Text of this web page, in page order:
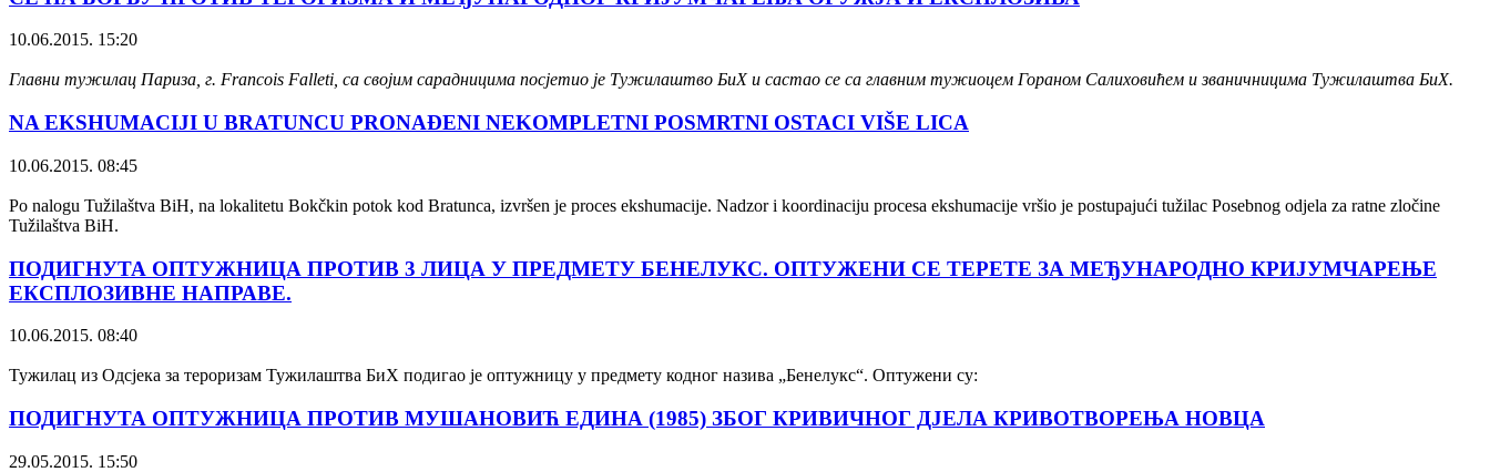
10.06.2015. 15:20
Главни тужилац Париза, г. Francois Falleti, са својим сарадницима посјетио је Тужилаштво БиХ и састао се са главним тужиоцем Гораном Салиховићем и званичницима Тужилаштва БиХ.
NA EKSHUMACIJI U BRATUNCU PRONAĐENI NEKOMPLETNI POSMRTNI OSTACI VIŠE LICA
10.06.2015. 08:45
Po nalogu Tužilaštva BiH, na lokalitetu Bokčkin potok kod Bratunca, izvršen je proces ekshumacije. Nadzor i koordinaciju procesa ekshumacije vršio je postupajući tužilac Posebnog odjela za ratne zločine
Tužilaštva BiH.
ПОДИГНУТА ОПТУЖНИЦА ПРОТИВ 3 ЛИЦА У ПРЕДМЕТУ БЕНЕЛУКС. ОПТУЖЕНИ СЕ ТЕРЕТЕ ЗА МЕЂУНАРОДНО КРИЈУМЧАРЕЊЕ
ЕКСПЛОЗИВНЕ НАПРАВЕ.
10.06.2015. 08:40
Тужилац из Одсјека за тероризам Тужилаштва БиХ подигао је оптужницу у предмету кодног назива „Бенелукс“. Оптужени су:
ПОДИГНУТА ОПТУЖНИЦА ПРОТИВ МУШАНОВИЋ ЕДИНА (1985) ЗБОГ КРИВИЧНОГ ДЈЕЛА КРИВОТВОРЕЊА НОВЦА
29.05.2015. 15:50